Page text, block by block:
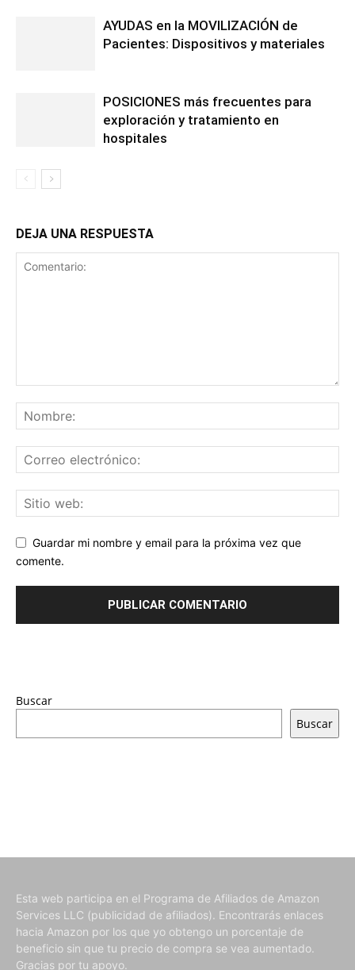
AYUDAS en la MOVILIZACIÓN de
Pacientes: Dispositivos y materiales
POSICIONES más frecuentes para
exploración y tratamiento en
hospitales
DEJA UNA RESPUESTA
Guardar mi nombre y email para la próxima vez que
comente.
Buscar
Buscar
Esta web participa en el Programa de Afiliados de Amazon
Services LLC (publicidad de afiliados). Encontrarás enlaces
hacia Amazon por los que yo obtengo un porcentaje de
beneficio sin que tu precio de compra se vea aumentado.
Gracias por tu apoyo.